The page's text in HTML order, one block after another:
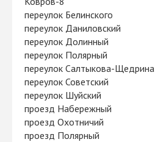
переулок Белинского
переулок Даниловский
переулок Долинный
переулок Полярный
переулок Салтыкова-Щедрина
переулок Советский
переулок Шуйский
проезд Набережный
проезд Охотничий
проезд Полярный